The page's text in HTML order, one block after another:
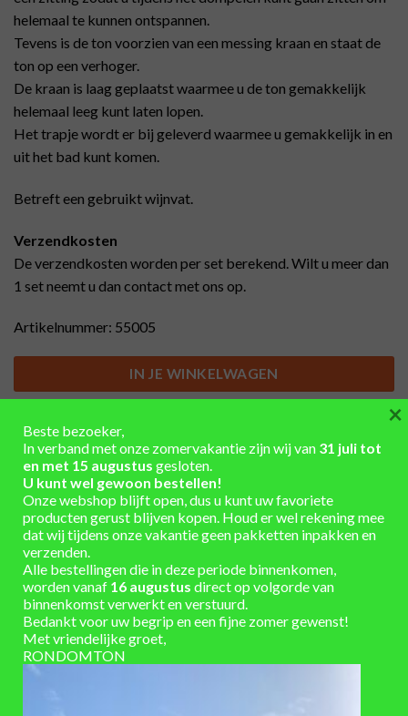
helemaal te kunnen ontspannen.
Tevens is de ton voorzien van een messing kraan en staat de
ton op een verhoger.
De kraan is laag geplaatst waarmee u de ton gemakkelijk
helemaal leeg kunt laten lopen.
Het trapje wordt er bij geleverd waarmee u gemakkelijk in en
uit het bad kunt komen.
Betreft een gebruikt wijnvat.
Verzendkosten
De verzendkosten worden per set berekend. Wilt u meer dan
1 set neemt u dan contact met ons op.
Artikelnummer: 55005
IN JE WINKELWAGEN
Unieke regentonnen uit voorraad leverbaar
Winkel en showtuin in de buurt van Arnhem/Ede
Eigen werkplaats voor maatwerk
Installatieservice
Verzending berekend in winkelmand
AANVULLENDE INFORMATIE
Beste bezoeker,
In verband met onze zomervakantie zijn wij van 31 juli tot
en met 15 augustus gesloten.
U kunt wel gewoon bestellen!
Onze webshop blijft open, dus u kunt uw favoriete
producten gerust blijven kopen. Houd er wel rekening mee
dat wij tijdens onze vakantie geen pakketten inpakken en
verzenden.
Alle bestellingen die in deze periode binnenkomen,
worden vanaf 16 augustus direct op volgorde van
binnenkomst verwerkt en verstuurd.
Bedankt voor uw begrip en een fijne zomer gewenst!
Met vriendelijke groet,
RONDOMTON
×